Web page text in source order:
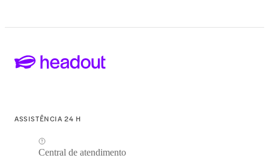
ASSISTÊNCIA 24 H
Central de atendimento